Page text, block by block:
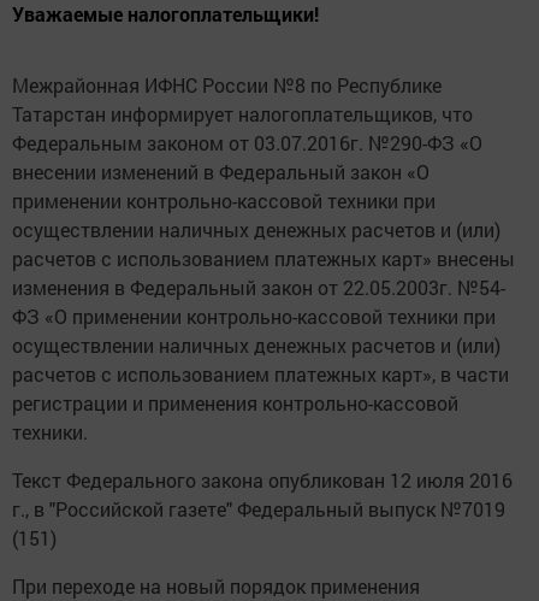
Уважаемые налогоплательщики!
Межрайонная ИФНС России №8 по Республике
Татарстан информирует налогоплательщиков, что
Федеральным законом от 03.07.2016г. №290-ФЗ «О
внесении изменений в Федеральный закон «О
применении контрольно-кассовой техники при
осуществлении наличных денежных расчетов и (или)
расчетов с использованием платежных карт» внесены
изменения в Федеральный закон от 22.05.2003г. №54-
ФЗ «О применении контрольно-кассовой техники при
осуществлении наличных денежных расчетов и (или)
расчетов с использованием платежных карт», в части
регистрации и применения контрольно-кассовой
техники.
Текст Федерального закона опубликован 12 июля 2016
г., в "Российской газете" Федеральный выпуск №7019
(151)
При переходе на новый порядок применения